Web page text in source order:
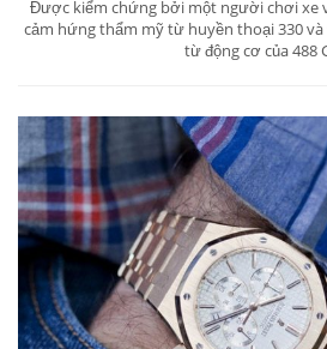
thuật ấn tượng.